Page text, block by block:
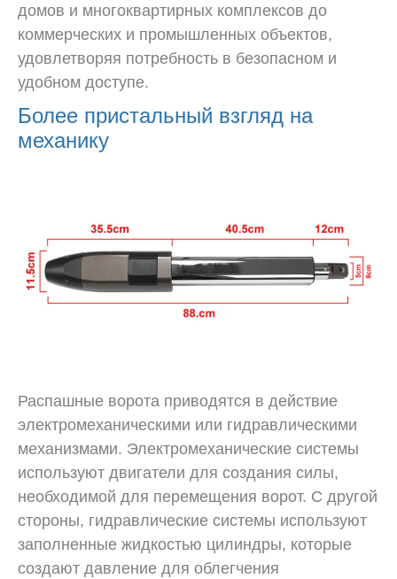
домов и многоквартирных комплексов до
коммерческих и промышленных объектов,
удовлетворяя потребность в безопасном и
удобном доступе.
Более пристальный взгляд на
механику
Распашные ворота приводятся в действие
электромеханическими или гидравлическими
механизмами. Электромеханические системы
используют двигатели для создания силы,
необходимой для перемещения ворот. С другой
стороны, гидравлические системы используют
заполненные жидкостью цилиндры, которые
создают давление для облегчения